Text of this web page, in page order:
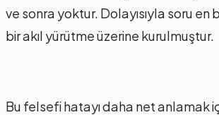
ve sonra yoktur. Dolayısıyla soru en
bir akıl yürütme üzerine kurulmuştur.
Bu felsefi hatayı daha net anlamak